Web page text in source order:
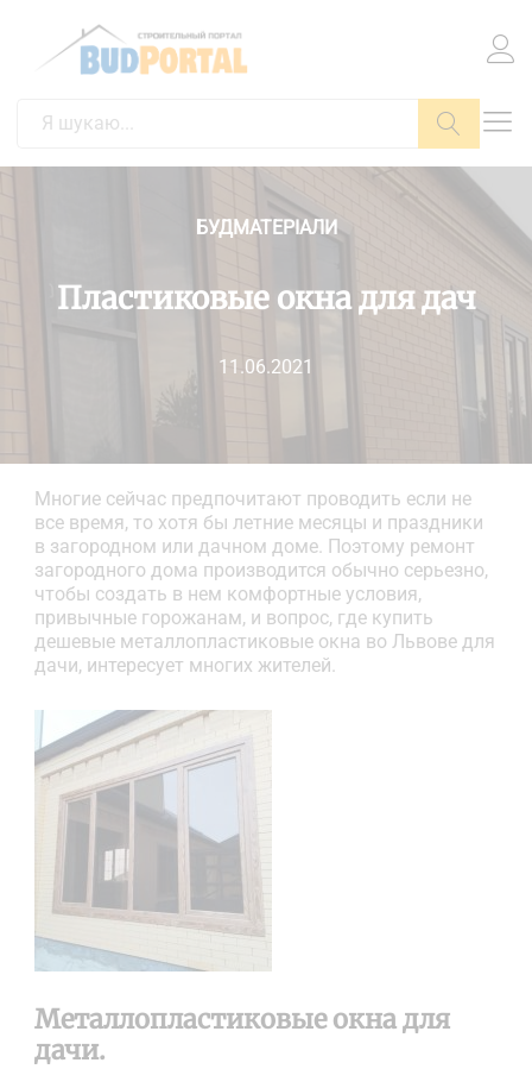
Пошук
БУДМАТЕРІАЛИ
Пластиковые окна для дач
11.06.2021
Многие сейчас предпочитают проводить если не
все время, то хотя бы летние месяцы и праздники
в загородном или дачном доме. Поэтому ремонт
загородного дома производится обычно серьезно,
чтобы создать в нем комфортные условия,
привычные горожанам, и вопрос, где купить
дешевые металлопластиковые окна во Львове для
дачи, интересует многих жителей.
Металлопластиковые окна для
дачи.